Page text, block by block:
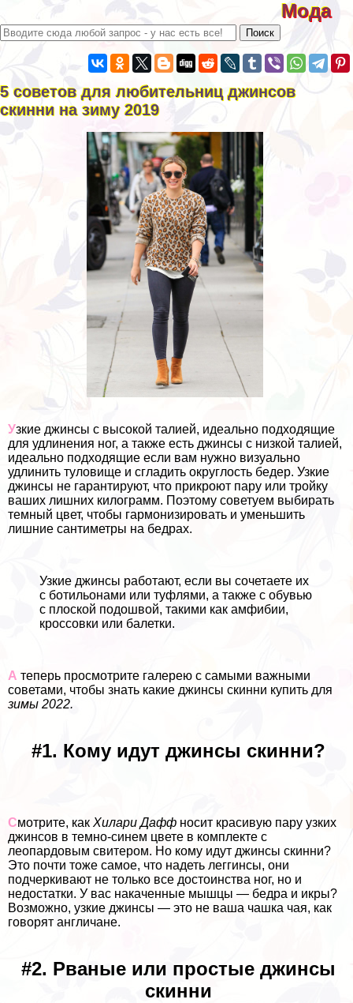
Мода
5 советов для любительниц джинсов
скинни на зиму 2019
Узкие джинсы с высокой талией, идеально подходящие
для удлинения ног, а также есть джинсы с низкой талией,
идеально подходящие если вам нужно визуально
удлинить туловище и сгладить округлость бедер. Узкие
джинсы не гарантируют, что прикроют пару или тройку
ваших лишних килограмм. Поэтому советуем выбирать
темный цвет, чтобы гармонизировать и уменьшить
лишние сантиметры на бедрах.
Узкие джинсы работают, если вы сочетаете их
с ботильонами или туфлями, а также с обувью
с плоской подошвой, такими как амфибии,
кроссовки или балетки.
А теперь просмотрите галерею с самыми важными
советами, чтобы знать какие джинсы скинни купить для
зимы 2022.
#1. Кому идут джинсы скинни?
Смотрите, как Хилари Дафф носит красивую пару узких
джинсов в темно-синем цвете в комплекте с
леопардовым свитером. Но кому идут джинсы скинни?
Это почти тоже самое, что надеть леггинсы, они
подчеркивают не только все достоинства ног, но и
недостатки. У вас накаченные мышцы — бедра и икры?
Возможно, узкие джинсы — это не ваша чашка чая, как
говорят англичане.
#2. Рваные или простые джинсы
скинни